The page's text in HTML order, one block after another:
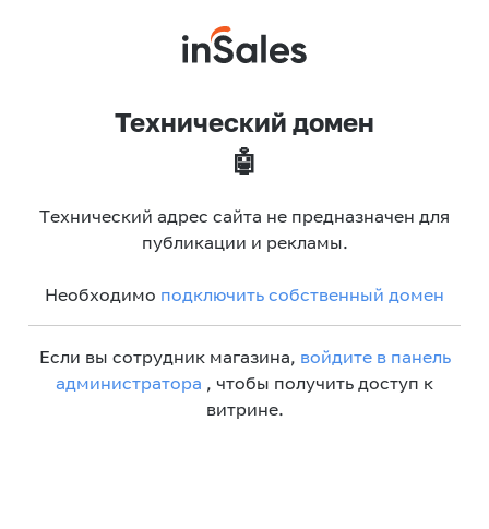
Технический домен
🤖
Технический адрес сайта не предназначен для
публикации и рекламы.
Необходимо подключить собственный домен
Если вы сотрудник магазина, войдите в панель
администратора , чтобы получить доступ к
витрине.